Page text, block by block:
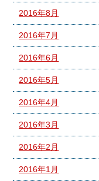
2016年8月
2016年7月
2016年6月
2016年5月
2016年4月
2016年3月
2016年2月
2016年1月